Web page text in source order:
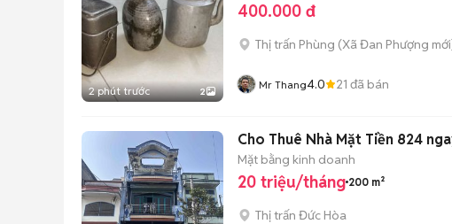
2 phút trước 2
400.000 đ
Thị trấn Phùng (Xã Đan Phượng
Mr Thang4.0 21 đã bán
Cho Thuê Nhà Mặt Tiền
Mặt bằng kinh doanh
20 triệu/tháng 200 m²
Thị trấn Đức Hòa